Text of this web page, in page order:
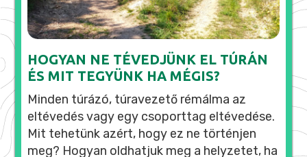
HOGYAN NE TÉVEDJÜNK EL TÚRÁN
ÉS MIT TEGYÜNK HA MÉGIS?
Minden túrázó, túravezető rémálma az
eltévedés vagy egy csoporttag eltévedése.
Mit tehetünk azért, hogy ez ne történjen
meg? Hogyan oldhatjuk meg a helyzetet, ha